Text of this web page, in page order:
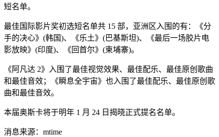
短名单。
最佳国际影片奖初选短名单共 15 部，亚洲区入围的有：《分
手的决心》(韩国)、《乐土》(巴基斯坦)、《最后一场胶片电
影放映》(印度)、《回首尔》(柬埔寨)。
《阿凡达 2》入围了最佳视觉效果、最佳配乐、最佳原创歌曲
和最佳音效；《瞬息全宇宙》也入围了最佳配乐、最佳原创歌
曲和最佳音效。
本届奥斯卡将于明年 1 月 24 日揭晓正式提名名单。
消息来源：mtime